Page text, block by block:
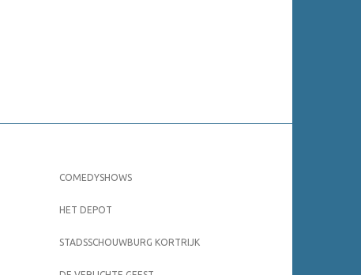
COMEDYSHOWS
HET DEPOT
STADSSCHOUWBURG KORTRIJK